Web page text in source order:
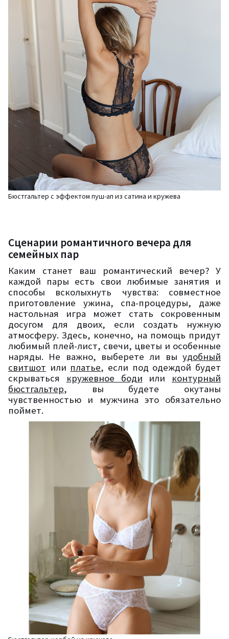
Бюстгальтер с эффектом пуш-ап из сатина и кружева
Сценарии романтичного вечера для
семейных пар
Каким станет ваш романтический вечер? У
каждой пары есть свои любимые занятия и
способы всколыхнуть чувства: совместное
приготовление ужина, спа-процедуры, даже
настольная игра может стать сокровенным
досугом для двоих, если создать нужную
атмосферу. Здесь, конечно, на помощь придут
любимый плей-лист, свечи, цветы и особенные
наряды. Не важно, выберете ли вы удобный
свитшот или платье, если под одеждой будет
скрываться кружевное боди или контурный
бюстгальтер, вы будете окутаны
чувственностью и мужчина это обязательно
поймет.